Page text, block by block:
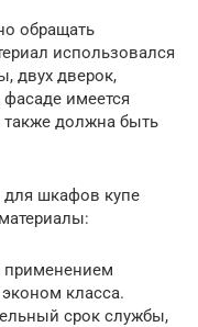
обращать
использовался
двух дверок,
имеется
также должна быть
шкафов купе
применением
класса.
срок службы,